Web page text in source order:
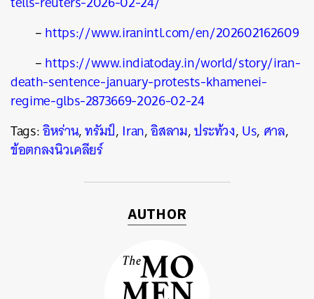
–https://www.iranintl.com/en/202602162609
–https://www.indiatoday.in/world/story/iran-
death-sentence-january-protests-khamenei-
regime-glbs-2873669-2026-02-24
Tags:อิหร่าน,ทรัมป์, Iran,อิสลาม,ประท้วง,Us, ศาล,
ข้อตกลงนิวเคลียร์
AUTHOR